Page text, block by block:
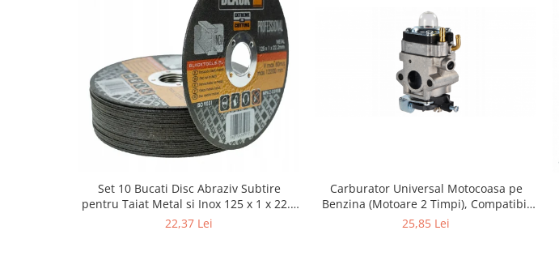
Set 10 Bucati Disc Abraziv Subtire
pentru Taiat Metal si Inox 125 x 1 x 22.2
mm, Profil Plat Heavy-Duty (Model
22,37 Lei
Carburator Universal Motocoasa pe
Benzina (Motoare 2 Timpi), Compatibil
cu BLACK, Demon, NAC, John Gardener,
25,85 Lei